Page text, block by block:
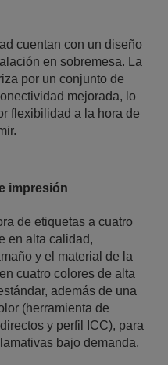
cuentan con un diseño
en sobremesa. La
por un conjunto de
mejorada, lo
flexibilidad a la hora de
impresión
de etiquetas a cuatro
en alta calidad,
y el material de la
cuatro colores de alta
además de una
(herramienta de
y perfil ICC), para
bajo demanda.